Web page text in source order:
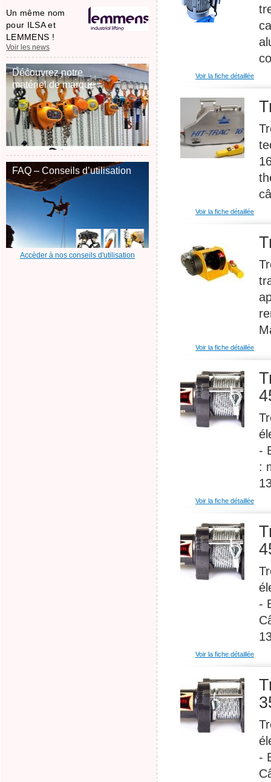
Un même nom
pour ILSA et
LEMMENS !
Voir les news
Découvrez notre
matériel de marque
FAQ – Conseils d’utilisation
Accèder à nos conseils d'utilisation
Voir la fiche détaillée
Voir la fiche détaillée
Voir la fiche détaillée
-
:
Voir la fiche détaillée
-
Voir la fiche détaillée
-